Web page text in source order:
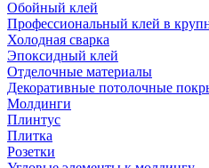
Обойный клей
Профессиональный клей в
Холодная сварка
Эпоксидный клей
Отделочные материалы
Декоративные потолочные
Молдинги
Плинтус
Плитка
Розетки